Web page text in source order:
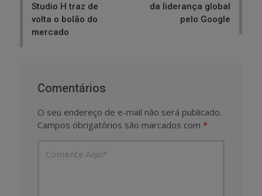
Studio H traz de
volta o bolão do
mercado
da liderança global
pelo Google
Comentários
O seu endereço de e-mail não será publicado.
Campos obrigatórios são marcados com *